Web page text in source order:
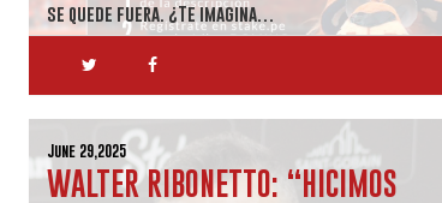
se quede fuera. ¿Te imagina…
June 29,2025
WALTER RIBONETTO: “HICIMOS